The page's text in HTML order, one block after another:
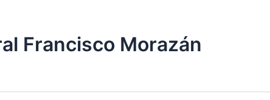
Francisco Morazán